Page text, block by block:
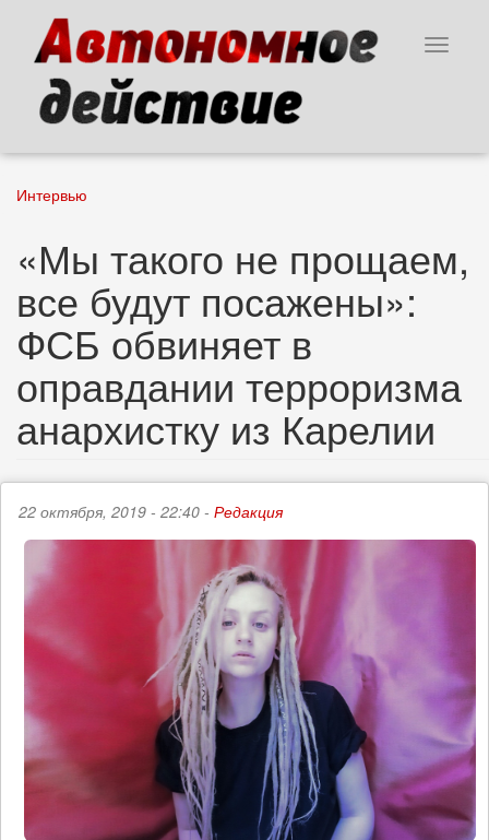
основному
содержанию
Toggle
Интервью
«Мы такого не прощаем,
все будут посажены»:
ФСБ обвиняет в
оправдании терроризма
анархистку из Карелии
22 октября, 2019 - 22:40 - Редакция